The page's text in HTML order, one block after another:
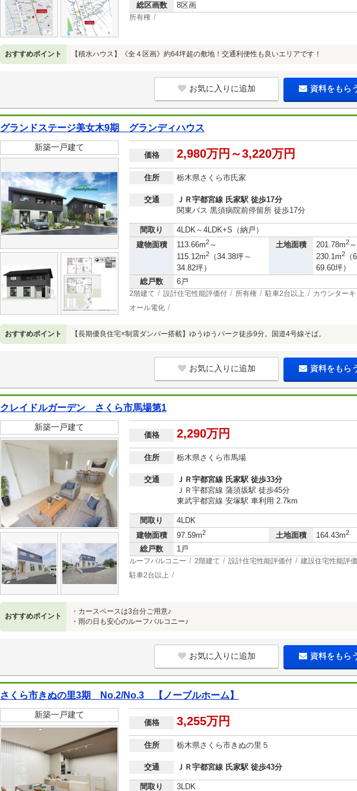
総区画数
8区画
所有権
おすすめポイント 【積水ハウス】《全４区画》約64坪超の敷地！交通利便性も良いエリアです！
お気に入りに追加 資料をもら
グランドステージ美女木9期 グランディハウス
新築一戸建て
価格 2,980万円～3,220万円
住所 栃木県さくら市氏家
交通
ＪＲ宇都宮線 氏家駅 徒歩17分
関東バス 黒須病院前停留所 徒歩17分
間取り
4LDK～4LDK+S（納戸）
建物面積
113.66m2～
115.12m2
（34.38坪～
34.82坪）
土地面積 201.78m2～
230.1m2
69.60坪）
総戸数
6戸
2階建て 設計住宅性能評価付 所有権 駐車2台以上
カウンター
オール電化
おすすめポイント 【長期優良住宅×制震ダンパー搭載】ゆうゆうパーク徒歩9分。国道4号線そば。
お気に入りに追加 資料をもら
クレイドルガーデン さくら市馬場第1
新築一戸建て
価格 2,290万円
住所 栃木県さくら市馬場
交通
ＪＲ宇都宮線 氏家駅 徒歩33分
ＪＲ宇都宮線 蒲須坂駅 徒歩45分
東武宇都宮線 安塚駅 車利用 2.7km
間取り
4LDK
建物面積
97.59m2 土地面積 164.43m2
総戸数 1戸
ルーフバルコニー 2階建て 設計住宅性能評価付 建設住宅性能評
駐車2台以上
おすすめポイント
・カースペースは3台分ご用意♪
・雨の日も安心のルーフバルコニー♪
お気に入りに追加 資料をもら
さくら市きぬの里3期 No.2/No.3 【ノーブルホーム】
新築一戸建て
価格 3,255万円
住所 栃木県さくら市きぬの里５
交通 ＪＲ宇都宮線 氏家駅 徒歩43分
間取り 3LDK